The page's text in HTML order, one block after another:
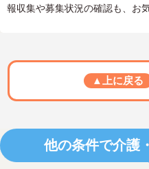
報収集や募集状況の確認も、お
▲上に戻る
他の条件で介護